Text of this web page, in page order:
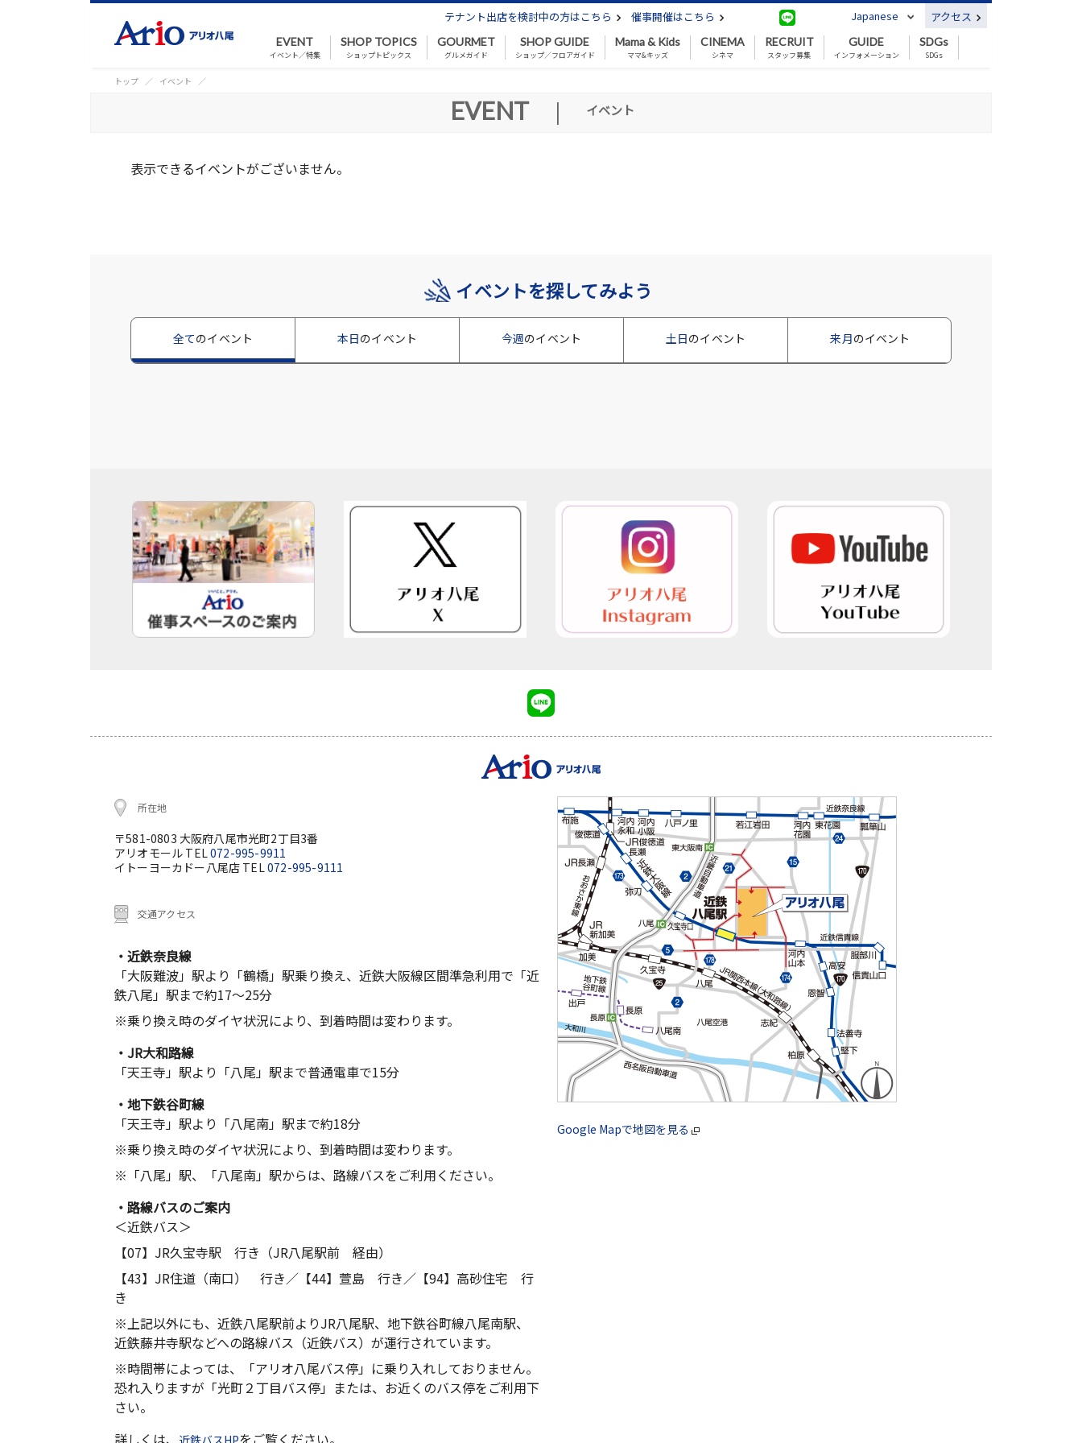
テナント出店を検討中の方はこちら 催事開催はこちら Japanese アクセス
EVENT
イベント／特集
SHOP TOPICS
ショップトピックス
GOURMET
グルメガイド
SHOP GUIDE
ショップ／フロアガイド
Mama & Kids
ママ&キッズ
CINEMA
シネマ
RECRUIT
スタッフ募集
GUIDE
インフォメーション
SDGs
SDGs
トップ イベント
EVENT | イベント
表示できるイベントがございません。
イベントを探してみよう
全てのイベント 本日のイベント 今週のイベント 土日のイベント 来月のイベント
所在地
〒581-0803 大阪府八尾市光町2丁目3番
アリオモール TEL072-995-9911
イトーヨーカドー八尾店 TEL072-995-9111
交通アクセス
・近鉄奈良線
「大阪難波」駅より「鶴橋」駅乗り換え、近鉄大阪線区間準急利用で「近
鉄八尾」駅まで約17～25分
※乗り換え時のダイヤ状況により、到着時間は変わります。
・JR大和路線
「天王寺」駅より「八尾」駅まで普通電車で15分
・地下鉄谷町線
「天王寺」駅より「八尾南」駅まで約18分
※乗り換え時のダイヤ状況により、到着時間は変わります。
※「八尾」駅、「八尾南」駅からは、路線バスをご利用ください。
・路線バスのご案内
＜近鉄バス＞
【07】JR久宝寺駅 行き（JR八尾駅前 経由）
【43】JR住道（南口） 行き／【44】萱島 行き／【94】高砂住宅 行
き
※上記以外にも、近鉄八尾駅前よりJR八尾駅、地下鉄谷町線八尾南駅、
近鉄藤井寺駅などへの路線バス（近鉄バス）が運行されています。
※時間帯によっては、「アリオ八尾バス停」に乗り入れしておりません。
恐れ入りますが「光町２丁目バス停」または、お近くのバス停をご利用下
さい。
詳しくは、 近鉄バスHPをご覧ください。
Google Mapで地図を見る